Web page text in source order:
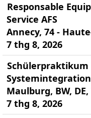
Responsable
Service AFS
Annecy, 74 -
7 thg 8, 2026
Maulburg, BW, DE,
7 thg 8, 2026